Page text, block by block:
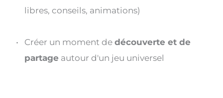
libres, conseils, animations)
Créer un moment de découverte et de
partage autour d'un jeu universel